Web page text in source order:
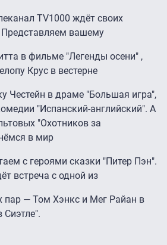
TV1000 ждёт своих
Представляем вашему
в фильме "Легенды осени" ,
Крус в вестерне
Честейн в драме "Большая игра",
"Испанский-английский". А
"Охотников за
в мир
с героями сказки "Питер Пэн".
встреча с одной из
— Том Хэнкс и Мег Райан в